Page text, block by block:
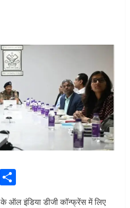
WhatsApp
ऑल इंडिया डीजी कॉन्फ्रेंस में लिए